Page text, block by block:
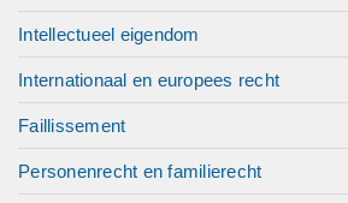
Intellectueel eigendom
Internationaal en europees recht
Faillissement
Personenrecht en familierecht